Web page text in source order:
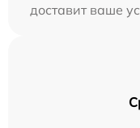
доставит ваше